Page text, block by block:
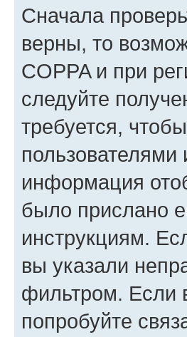
Сначала
верны, то
COPPA и при
следуйте
требуется,
информация
было прислано
инструкциям.
вы указали
фильтром. Если
попробуйте